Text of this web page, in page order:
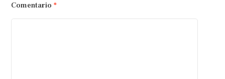
Comentario *